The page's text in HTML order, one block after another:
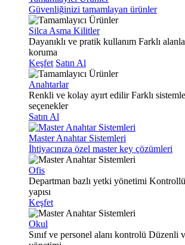
Güvenliğinizi tamamlayan ürünler
Silca Asma Kilitler
Dayanıklı ve pratik kullanım Farklı
koruma
Keşfet Satın Al
Anahtarlar
Renkli ve kolay ayırt edilir Farklı
seçenekler
Satın Al
Master Anahtar Sistemleri
İhtiyacınıza özel master key çözümleri
Ofis
Departman bazlı yetki yönetimi
yapısı
Keşfet
Okul
Sınıf ve personel alanı kontrolü Düzenli